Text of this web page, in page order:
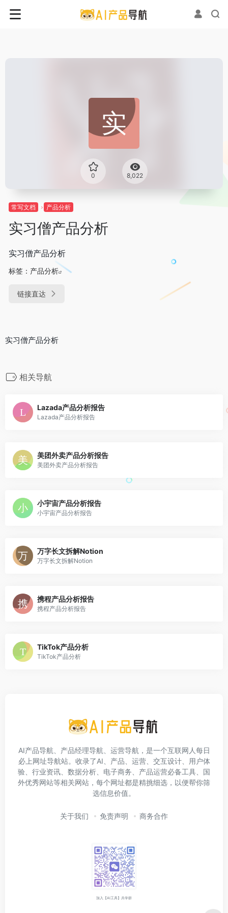
0 8,022
常写文档 产品分析
实习僧产品分析
实习僧产品分析
标签： 产品分析
链接直达
实习僧产品分析
相关导航
Lazada产品分析报告
Lazada产品分析报告
美团外卖产品分析报告
美团外卖产品分析报告
小宇宙产品分析报告
小宇宙产品分析报告
万字长文拆解Notion
万字长文拆解Notion
携程产品分析报告
携程产品分析报告
TikTok产品分析
TikTok产品分析
AI产品导航、产品经理导航、运营导航，是一个互联网人每日
必上网址导航站。收录了AI、产品、运营、交互设计、用户体
验、行业资讯、数据分析、电子商务、产品运营必备工具、国
外优秀网站等相关网站，每个网址都是精挑细选，以便帮你筛
选信息价值。
关于我们 免责声明 商务合作
加入【AI工具】共学群